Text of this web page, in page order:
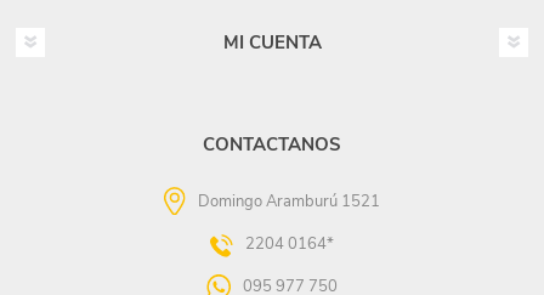
MI CUENTA
CONTACTANOS
Domingo Aramburú 1521
2204 0164*
095 977 750